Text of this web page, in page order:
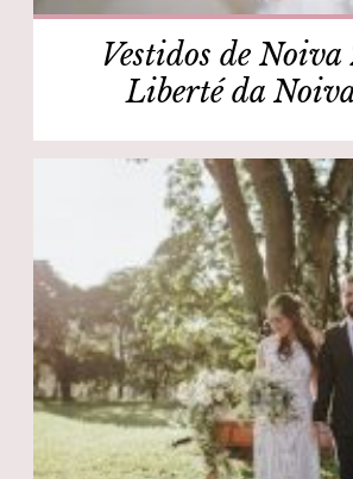
Vestidos de
Liberté da